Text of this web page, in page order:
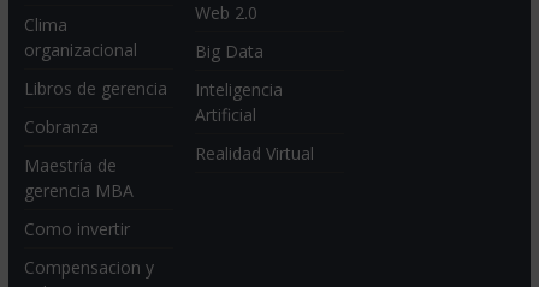
Clima
organizacional
Libros de gerencia
Cobranza
Maestría de
gerencia MBA
Como invertir
Compensacion y
Web 2.0
Big Data
Inteligencia
Artificial
Realidad Virtual